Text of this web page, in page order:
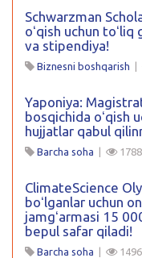
Schwarzman
oʻqish uchun
va stipendiya!
Biznesni boshqarish |
Yaponiya:
bosqichida oʻqish
hujjatlar qabul
Barcha soha |
ClimateScience
boʻlganlar uchun
jamgʻarmasi 15
bepul safar qiladi!
Barcha soha |